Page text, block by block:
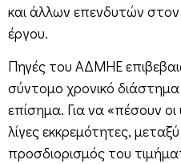
και άλλων επενδυτών
έργου.
Πηγές του ΑΔΜΗΕ
σύντομο χρονικό διάστημα
επίσημα. Για να «πέσουν
λίγες εκκρεμότητες,
προσδιορισμός του